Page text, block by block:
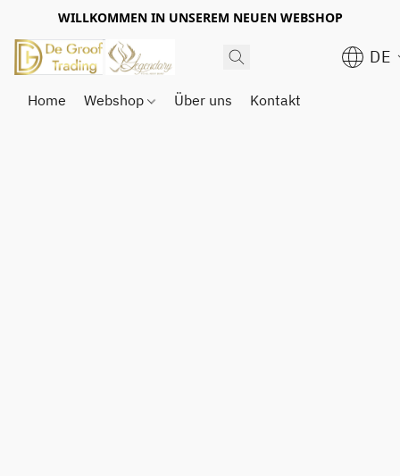
WILLKOMMEN IN UNSEREM NEUEN WEBSHOP
DE
Home Webshop Über uns Kontakt